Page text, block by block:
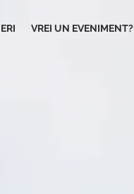
VREI UN EVENIMENT?